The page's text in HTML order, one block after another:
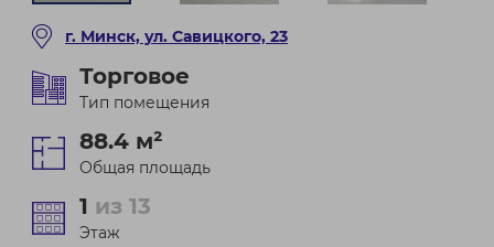
г. Минск, ул. Савицкого, 23
Торговое
Тип помещения
88.4 м²
Общая площадь
1 из 13
Этаж